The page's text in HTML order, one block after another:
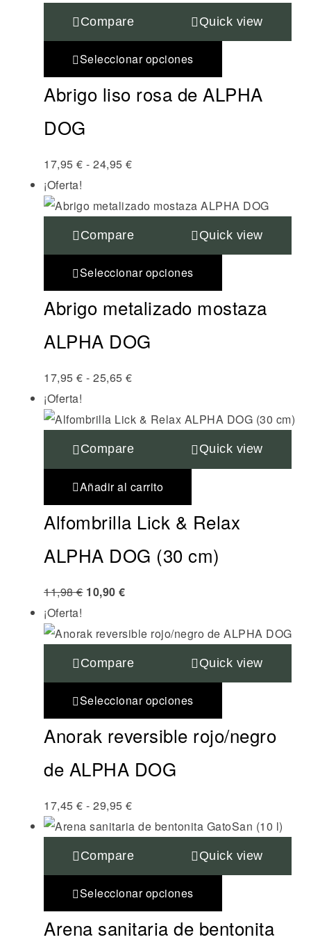
Compare Quick view
Seleccionar opciones
Abrigo liso rosa de ALPHA
DOG
17,95 € - 24,95 €
¡Oferta!
Compare Quick view
Seleccionar opciones
Abrigo metalizado mostaza
ALPHA DOG
17,95 € - 25,65 €
¡Oferta!
Compare Quick view
Añadir al carrito
Alfombrilla Lick & Relax
ALPHA DOG (30 cm)
11,98€ 10,90 €
¡Oferta!
Compare Quick view
Seleccionar opciones
Anorak reversible rojo/negro
de ALPHA DOG
17,45 € - 29,95 €
Compare Quick view
Seleccionar opciones
Arena sanitaria de bentonita